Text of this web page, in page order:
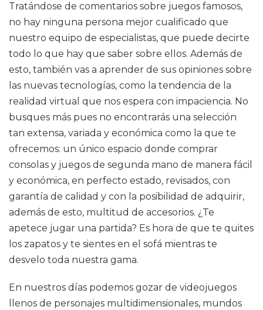
Tratándose de comentarios sobre juegos famosos,
no hay ninguna persona mejor cualificado que
nuestro equipo de especialistas, que puede decirte
todo lo que hay que saber sobre ellos. Además de
esto, también vas a aprender de sus opiniones sobre
las nuevas tecnologías, como la tendencia de la
realidad virtual que nos espera con impaciencia. No
busques más pues no encontrarás una selección
tan extensa, variada y económica como la que te
ofrecemos: un único espacio donde comprar
consolas y juegos de segunda mano de manera fácil
y económica, en perfecto estado, revisados, con
garantía de calidad y con la posibilidad de adquirir,
además de esto, multitud de accesorios. ¿Te
apetece jugar una partida? Es hora de que te quites
los zapatos y te sientes en el sofá mientras te
desvelo toda nuestra gama.
En nuestros días podemos gozar de videojuegos
llenos de personajes multidimensionales, mundos